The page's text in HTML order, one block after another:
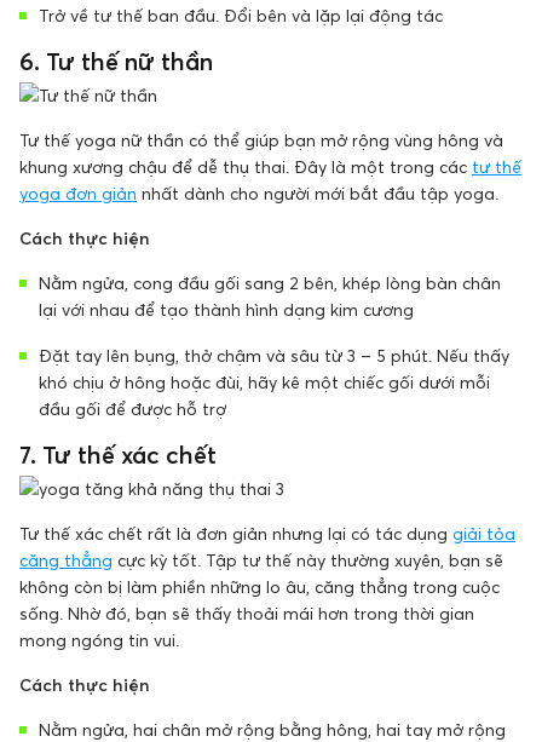
Trở về tư thế ban đầu. Đổi bên và lặp lại động tác
6. Tư thế nữ thần
Tư thế yoga nữ thần có thể giúp bạn mở rộng vùng hông và
khung xương chậu để dễ thụ thai. Đây là một trong các tư thế
yoga đơn giản nhất dành cho người mới bắt đầu tập yoga.
Cách thực hiện
Nằm ngửa, cong đầu gối sang 2 bên, khép lòng bàn chân
lại với nhau để tạo thành hình dạng kim cương
Đặt tay lên bụng, thở chậm và sâu từ 3 – 5 phút. Nếu thấy
khó chịu ở hông hoặc đùi, hãy kê một chiếc gối dưới mỗi
đầu gối để được hỗ trợ
7. Tư thế xác chết
Tư thế xác chết rất là đơn giản nhưng lại có tác dụng giải tỏa
căng thẳng cực kỳ tốt. Tập tư thế này thường xuyên, bạn sẽ
không còn bị làm phiền những lo âu, căng thẳng trong cuộc
sống. Nhờ đó, bạn sẽ thấy thoải mái hơn trong thời gian
mong ngóng tin vui.
Cách thực hiện
Nằm ngửa, hai chân mở rộng bằng hông, hai tay mở rộng